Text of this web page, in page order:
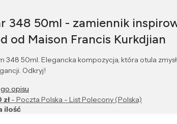
348 50ml - zamiennik
od Maison Francis Kurkdjian
348 50ml. Elegancka kompozycja, która otula
Odkryj!
opisu
zł- Poczta Polska - List Polecony (Polska)
ilość